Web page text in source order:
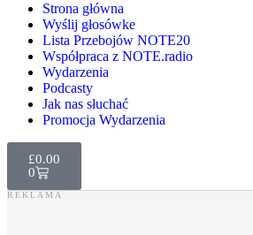
Strona główna
Wyślij głosówke
Lista Przebojów NOTE20
Współpraca z NOTE.radio
Wydarzenia
Podcasty
Jak nas słuchać
Promocja Wydarzenia
£0.00
0